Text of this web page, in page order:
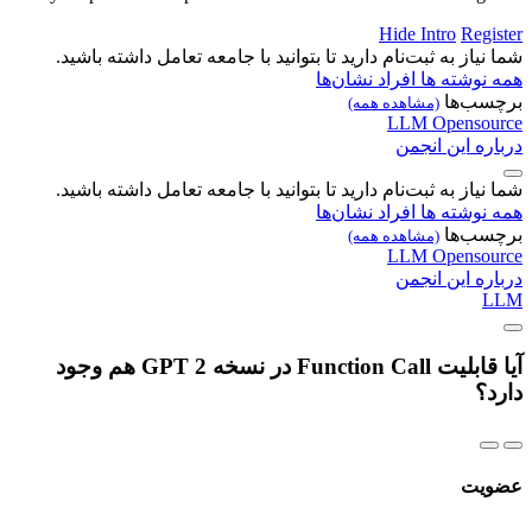
Hide Intro Register
شما نیاز به ثبت‌نام دارید تا بتوانید با جامعه تعامل داشته باشید.
همه نوشته ها افراد نشان‌ها
برچسب‌ها (مشاهده همه)
LLM Opensource
درباره این انجمن
شما نیاز به ثبت‌نام دارید تا بتوانید با جامعه تعامل داشته باشید.
همه نوشته ها افراد نشان‌ها
برچسب‌ها (مشاهده همه)
LLM Opensource
درباره این انجمن
LLM
آیا قابلیت Function Call در نسخه GPT 2 هم وجود
دارد؟
عضویت